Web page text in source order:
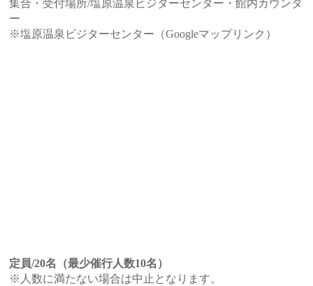
集合・受付場所/塩原温泉ビジターセンター・館内カウンタ
ー
※塩原温泉ビジターセンター（Googleマップリンク）
定員/20名（最少催行人数10名）
※人数に満たない場合は中止となります。